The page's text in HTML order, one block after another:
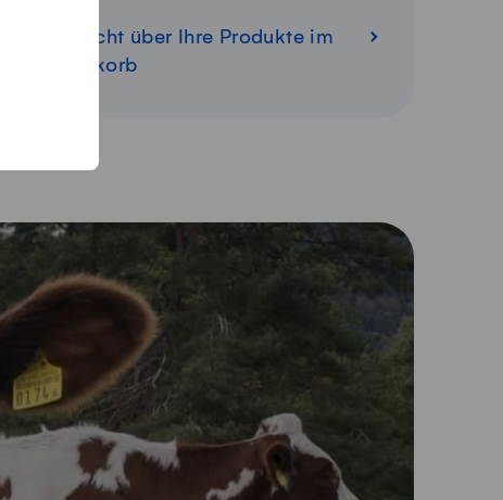
Übersicht über Ihre Produkte im
Warenkorb